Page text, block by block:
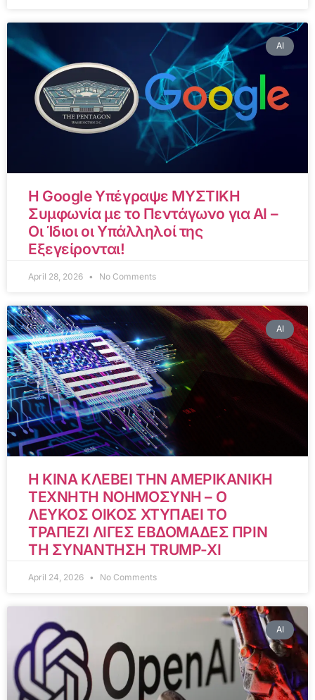
AI
Η Google Υπέγραψε ΜΥΣΤΙΚΗ
Συμφωνία με το Πεντάγωνο για AI –
Οι Ίδιοι οι Υπάλληλοί της
Εξεγείρονται!
April 28, 2026 No Comments
AI
Η ΚΙΝΑ ΚΛΕΒΕΙ ΤΗΝ ΑΜΕΡΙΚΑΝΙΚΗ
ΤΕΧΝΗΤΗ ΝΟΗΜΟΣΥΝΗ – Ο
ΛΕΥΚΟΣ ΟΙΚΟΣ ΧΤΥΠΑΕΙ ΤΟ
ΤΡΑΠΕΖΙ ΛΙΓΕΣ ΕΒΔΟΜΑΔΕΣ ΠΡΙΝ
ΤΗ ΣΥΝΑΝΤΗΣΗ TRUMP-XI
April 24, 2026 No Comments
AI